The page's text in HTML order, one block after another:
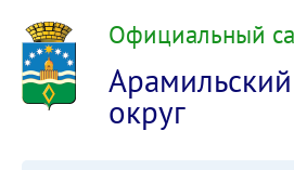
Официальный
округ